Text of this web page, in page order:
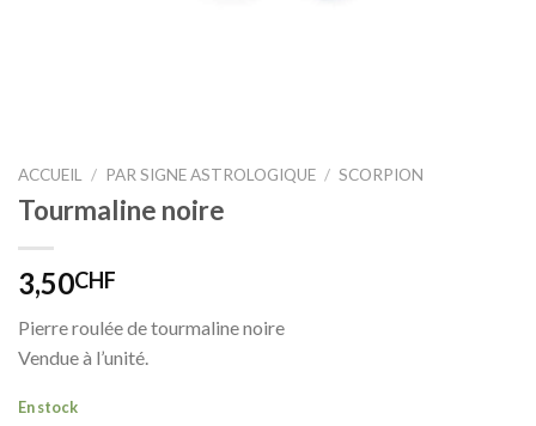
ACCUEIL / PAR SIGNE ASTROLOGIQUE / SCORPION
Tourmaline noire
3,50CHF
Pierre roulée de tourmaline noire
Vendue à l’unité.
En stock